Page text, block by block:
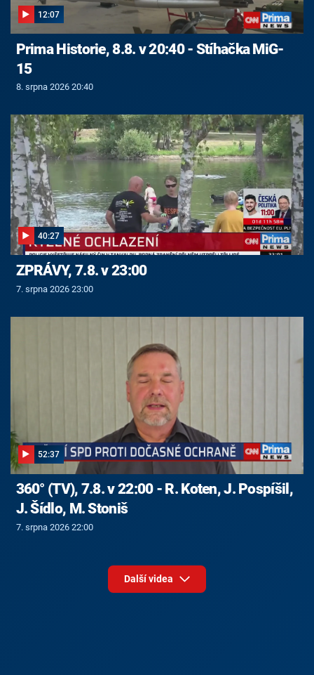
12:07
Prima Historie, 8.8. v 20:40 - Stíhačka MiG-
15
8. srpna 2026 20:40
40:27
ZPRÁVY, 7.8. v 23:00
7. srpna 2026 23:00
52:37
360° (TV), 7.8. v 22:00 - R. Koten, J. Pospíšil,
J. Šídlo, M. Stoniš
7. srpna 2026 22:00
Další videa